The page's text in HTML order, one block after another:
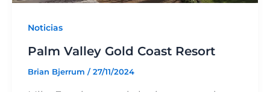
Noticias
Palm Valley Gold Coast Resort
Brian Bjerrum /27/11/2024